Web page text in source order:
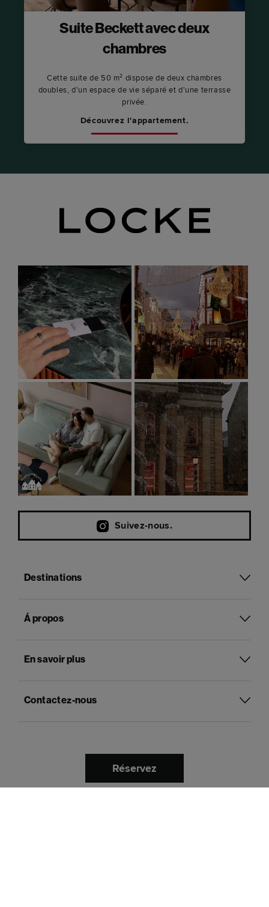
Suite Beckett avec deux
chambres
Cette suite de 50 m² dispose de deux chambres
doubles, d'un espace de vie séparé et d'une terrasse
privée.
Découvrez l'appartement.
Suivez-nous.
Destinations
Á propos
En savoir plus
Contactez-nous
Langue :Français
Réservez